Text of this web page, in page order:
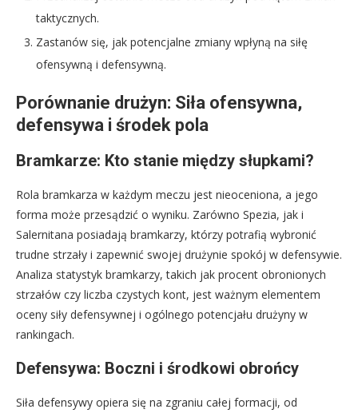
taktycznych.
Zastanów się, jak potencjalne zmiany wpłyną na siłę
ofensywną i defensywną.
Porównanie drużyn: Siła ofensywna,
defensywa i środek pola
Bramkarze: Kto stanie między słupkami?
Rola bramkarza w każdym meczu jest nieoceniona, a jego
forma może przesądzić o wyniku. Zarówno Spezia, jak i
Salernitana posiadają bramkarzy, którzy potrafią wybronić
trudne strzały i zapewnić swojej drużynie spokój w defensywie.
Analiza statystyk bramkarzy, takich jak procent obronionych
strzałów czy liczba czystych kont, jest ważnym elementem
oceny siły defensywnej i ogólnego potencjału drużyny w
rankingach.
Defensywa: Boczni i środkowi obrońcy
Siła defensywy opiera się na zgraniu całej formacji, od